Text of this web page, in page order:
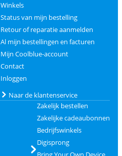
Winkels
Status van mijn bestelling
Retour of reparatie aanmelden
Al mijn bestellingen en facturen
Mijn Coolblue-account
Contact
Inloggen
Naar de klantenservice
Zakelijk bestellen
Zakelijke cadeaubonnen
Bedrijfswinkels
Digisprong